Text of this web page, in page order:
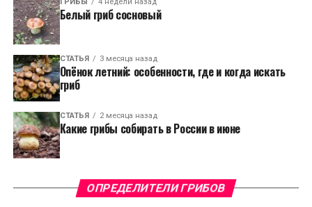
ГРИБЫ 4 недели назад
Белый гриб сосновый
СТАТЬЯ 3 месяца назад
Опёнок летний: особенности, где и когда искать
гриб
СТАТЬЯ 2 месяца назад
Какие грибы собирать в России в июне
ОПРЕДЕЛИТЕЛИ ГРИБОВ